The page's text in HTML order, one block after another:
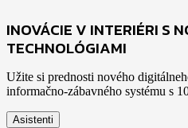
INOVÁCIE V INTERIÉRI S
TECHNOLÓGIAMI
Užite si prednosti nového
informačno-zábavného systému s
Asistenti